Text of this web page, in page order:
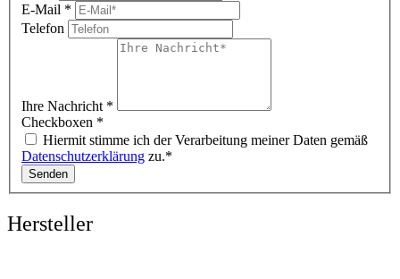
E-Mail *
Telefon
Ihre Nachricht *
Checkboxen *
Hiermit stimme ich der Verarbeitung meiner Daten gemäß
Datenschutzerklärung zu.*
Senden
Hersteller